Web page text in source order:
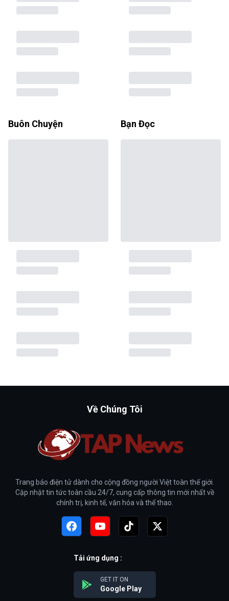
Buôn Chuyện Bạn Đọc
Về Chúng Tôi
Trang báo điện tử dành cho cộng đồng người Việt toàn thế giới.
Cập nhật tin tức toàn cầu 24/7, cung cấp thông tin mới nhất về
chính trị, kinh tế, văn hóa và thể thao.
Tải ứng dụng :
GET IT ON
Google Play